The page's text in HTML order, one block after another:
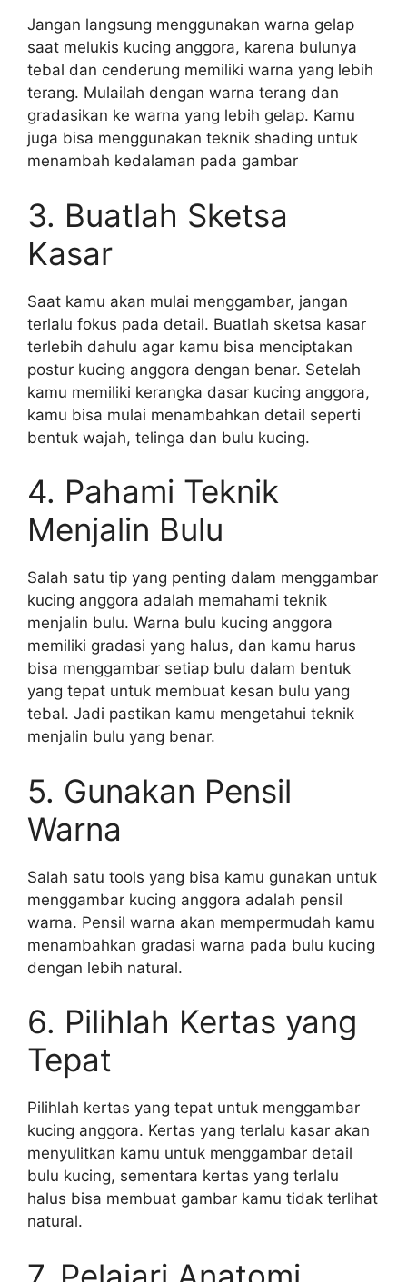
Jangan langsung menggunakan warna gelap
saat melukis kucing anggora, karena bulunya
tebal dan cenderung memiliki warna yang lebih
terang. Mulailah dengan warna terang dan
gradasikan ke warna yang lebih gelap. Kamu
juga bisa menggunakan teknik shading untuk
menambah kedalaman pada gambar
3. Buatlah Sketsa
Kasar
Saat kamu akan mulai menggambar, jangan
terlalu fokus pada detail. Buatlah sketsa kasar
terlebih dahulu agar kamu bisa menciptakan
postur kucing anggora dengan benar. Setelah
kamu memiliki kerangka dasar kucing anggora,
kamu bisa mulai menambahkan detail seperti
bentuk wajah, telinga dan bulu kucing.
4. Pahami Teknik
Menjalin Bulu
Salah satu tip yang penting dalam menggambar
kucing anggora adalah memahami teknik
menjalin bulu. Warna bulu kucing anggora
memiliki gradasi yang halus, dan kamu harus
bisa menggambar setiap bulu dalam bentuk
yang tepat untuk membuat kesan bulu yang
tebal. Jadi pastikan kamu mengetahui teknik
menjalin bulu yang benar.
5. Gunakan Pensil
Warna
Salah satu tools yang bisa kamu gunakan untuk
menggambar kucing anggora adalah pensil
warna. Pensil warna akan mempermudah kamu
menambahkan gradasi warna pada bulu kucing
dengan lebih natural.
6. Pilihlah Kertas yang
Tepat
Pilihlah kertas yang tepat untuk menggambar
kucing anggora. Kertas yang terlalu kasar akan
menyulitkan kamu untuk menggambar detail
bulu kucing, sementara kertas yang terlalu
halus bisa membuat gambar kamu tidak terlihat
natural.